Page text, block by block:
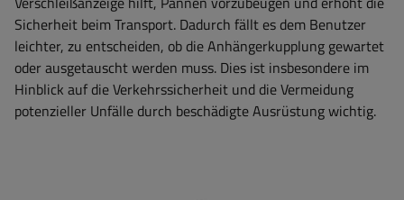
Sicherheit beim Transport. Dadurch fällt es dem Benutzer
leichter, zu entscheiden, ob die Anhängerkupplung gewartet
oder ausgetauscht werden muss. Dies ist insbesondere im
Hinblick auf die Verkehrssicherheit und die Vermeidung
potenzieller Unfälle durch beschädigte Ausrüstung wichtig.